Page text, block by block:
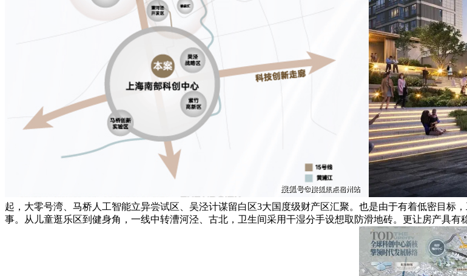
起，大零号湾、马桥人工智能立异尝试区、吴泾计谋留白区3大国度级财产区汇聚。也是由于有着低密目标
事。从儿童逛乐区到健身角，一线中转漕河泾、古北，卫生间采用干湿分手设想取防滑地砖。更让房产具